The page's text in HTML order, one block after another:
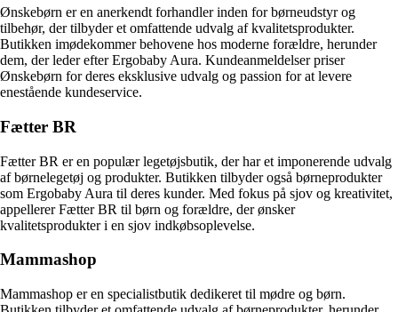
Ønskebørn er en anerkendt forhandler inden for børneudstyr og
tilbehør, der tilbyder et omfattende udvalg af kvalitetsprodukter.
Butikken imødekommer behovene hos moderne forældre, herunder
dem, der leder efter Ergobaby Aura. Kundeanmeldelser priser
Ønskebørn for deres eksklusive udvalg og passion for at levere
enestående kundeservice.
Fætter BR
Fætter BR er en populær legetøjsbutik, der har et imponerende udvalg
af børnelegetøj og produkter. Butikken tilbyder også børneprodukter
som Ergobaby Aura til deres kunder. Med fokus på sjov og kreativitet,
appellerer Fætter BR til børn og forældre, der ønsker
kvalitetsprodukter i en sjov indkøbsoplevelse.
Mammashop
Mammashop er en specialistbutik dedikeret til mødre og børn.